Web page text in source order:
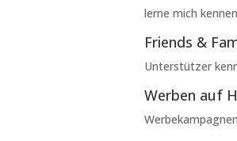
lerne mich kennen
Friends &
Unterstützer
Werben auf
Werbekampagnen